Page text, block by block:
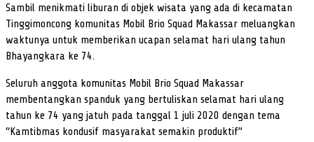
Sambil menikmati liburan di objek wisata yang ada di kecamatan
Tinggimoncong komunitas Mobil Brio Squad Makassar meluangkan
waktunya untuk memberikan ucapan selamat hari ulang tahun
Bhayangkara ke 74.
Seluruh anggota komunitas Mobil Brio Squad Makassar
membentangkan spanduk yang bertuliskan selamat hari ulang
tahun ke 74 yang jatuh pada tanggal 1 juli 2020 dengan tema
“Kamtibmas kondusif masyarakat semakin produktif”